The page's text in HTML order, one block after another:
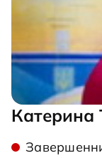
Катерина